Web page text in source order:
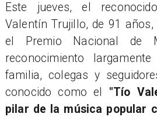
Este jueves, el
Valentín Trujillo, de 91
el Premio Nacional de
reconocimiento
familia, colegas y
conocido como el "Tío
pilar de la música popular